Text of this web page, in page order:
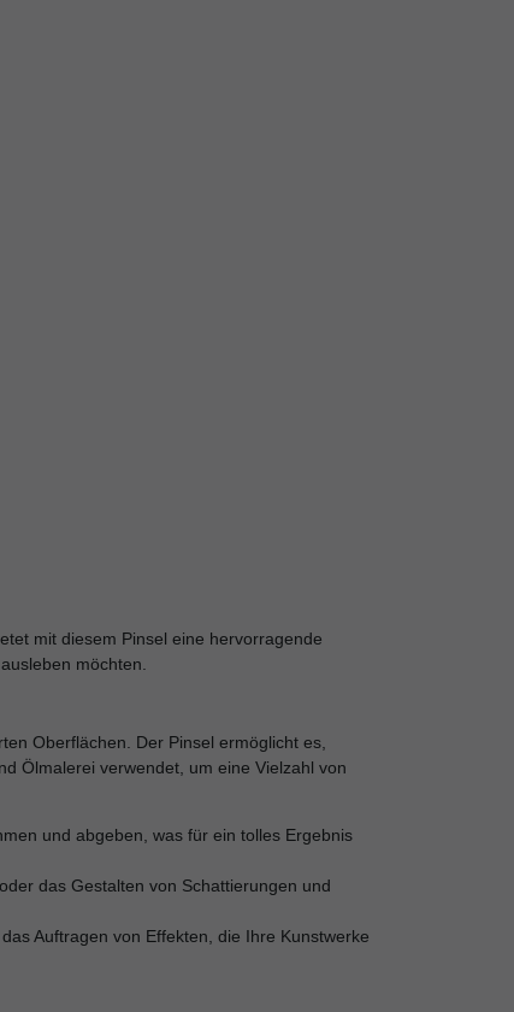
mit diesem Pinsel eine hervorragende
möchten.
Oberflächen. Der Pinsel ermöglicht es,
Ölmalerei verwendet, um eine Vielzahl von
und abgeben, was für ein tolles Ergebnis
das Gestalten von Schattierungen und
Auftragen von Effekten, die Ihre Kunstwerke